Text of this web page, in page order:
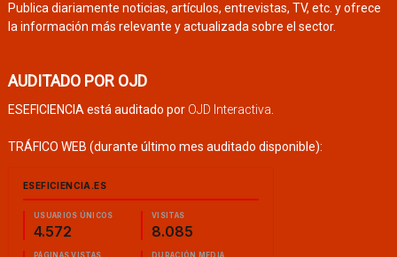
Publica diariamente noticias, artículos, entrevistas, TV, etc. y ofrece
la información más relevante y actualizada sobre el sector.
AUDITADO POR OJD
ESEFICIENCIA está auditado por OJD Interactiva
TRÁFICO WEB (durante último mes auditado disponible):